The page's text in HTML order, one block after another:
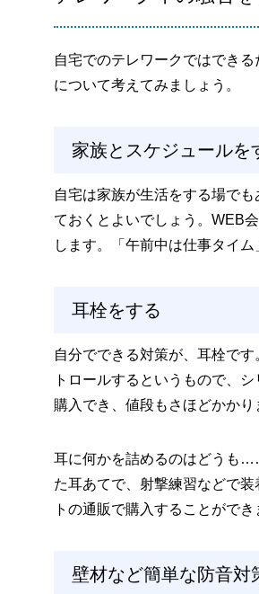
自宅でのテレワークではでき
について考えてみましょう。
家族とスケジュールを
自宅は家族が生活をする場で
ておくとよいでしょう。WEB
します。「午前中は仕事タイ
耳栓をする
自分でできる対策が、耳栓で
トロールするというもので、
購入でき、値段もさほどかか
耳に何かを詰めるのはどうも
た耳あてで、射撃練習などで
トの通販で購入することがで
壁材など簡単な防音対